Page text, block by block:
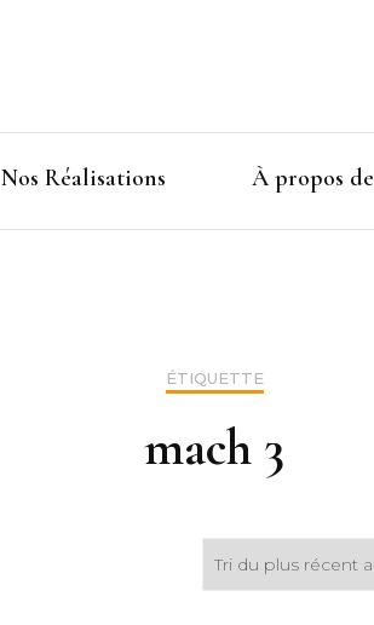
Nos Réalisations À propos de
ÉTIQUETTE
mach 3